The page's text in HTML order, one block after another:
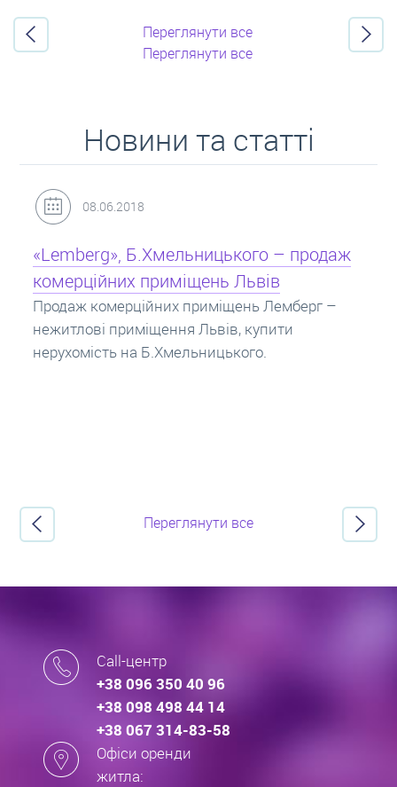
Переглянути все
Переглянути все
Новини та статті
31.05.2018
Кредит під заставу нерухомості: іпотека
Іпотека на квартиру – кредит на житло під
заставу нерухомості. Купити в іпотеку – що
потрібно знати? Консультація від Експертів
про іпотечні кредити.
Переглянути все
Call-центр
+38 096 350 40 96
+38 098 498 44 14
+38 067 314-83-58
Офіси оренди
житла: